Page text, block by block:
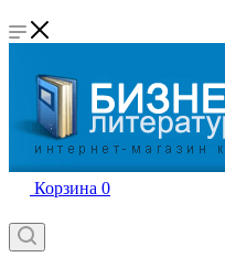
Корзина 0